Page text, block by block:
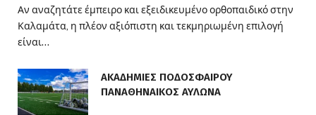
Αν αναζητάτε έμπειρο και εξειδικευμένο ορθοπαιδικό στην
Καλαμάτα, η πλέον αξιόπιστη και τεκμηριωμένη επιλογή
είναι…
ΑΚΑΔΗΜΙΕΣ ΠΟΔΟΣΦΑΙΡΟΥ
ΠΑΝΑΘΗΝΑΙΚΟΣ ΑΥΛΩΝΑ